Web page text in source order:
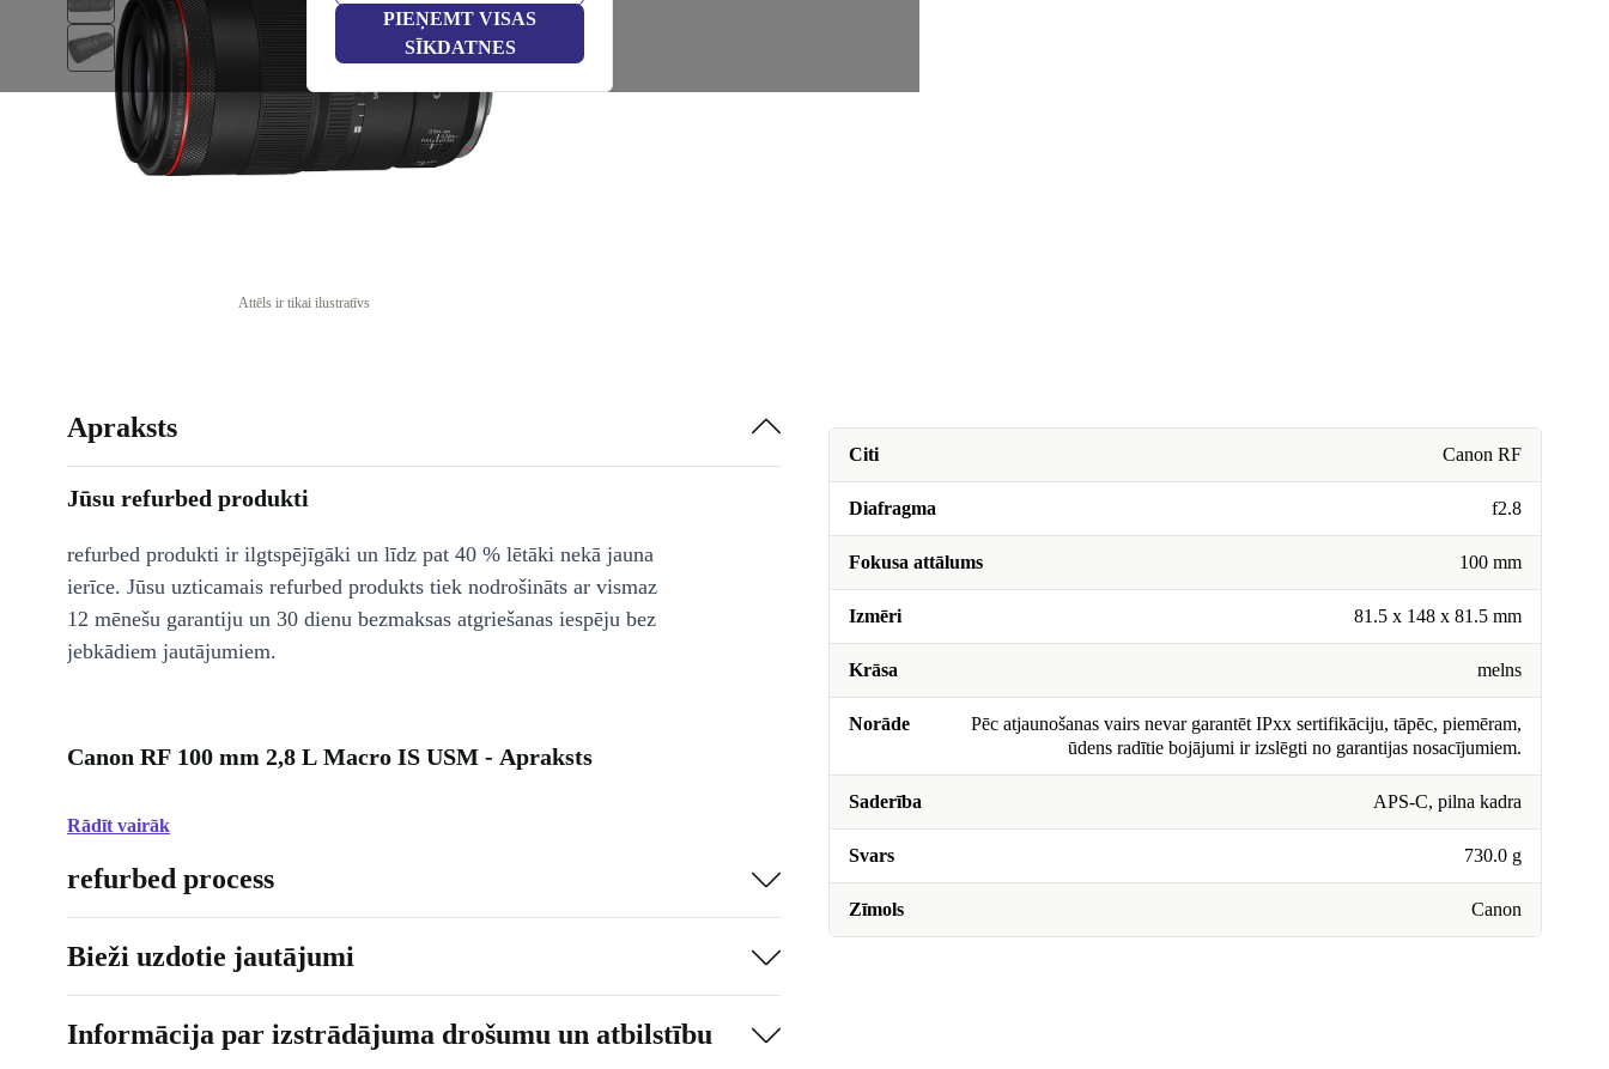
PIEŅEMT VISAS
SĪKDATNES
Attēls ir tikai ilustratīvs
Citi Canon RF
Diafragma f2.8
Fokusa attālums 100 mm
Izmēri 81.5 x 148 x 81.5 mm
Krāsa melns
Norāde
Pēc atjaunošanas vairs nevar garantēt IPxx sertifikāciju, tāpēc, piemēram,
ūdens radītie bojājumi ir izslēgti no garantijas nosacījumiem.
Saderība APS-C, pilna kadra
Svars 730.0 g
Zīmols Canon
Apraksts
Jūsu refurbed produkti
refurbed produkti ir ilgtspējīgāki un līdz pat 40 % lētāki nekā jauna
ierīce. Jūsu uzticamais refurbed produkts tiek nodrošināts ar vismaz
12 mēnešu garantiju un 30 dienu bezmaksas atgriešanas iespēju bez
jebkādiem jautājumiem.
Canon RF 100 mm 2,8 L Macro IS USM - Apraksts
Rādīt vairāk
refurbed process
Bieži uzdotie jautājumi
Informācija par izstrādājuma drošumu un atbilstību